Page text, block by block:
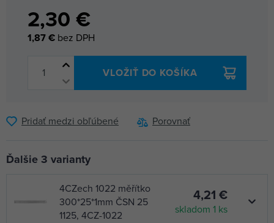
2,30 €
1,87 € bez DPH
VLOŽIŤ DO KOŠÍKA
Pridať medzi obľúbené Porovnať
Ďalšie 3 varianty
4CZech 1022 měřítko
300*25*1mm ČSN 25
1125, 4CZ-1022
4,21 €
skladom 1 ks